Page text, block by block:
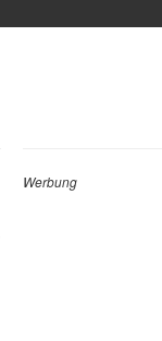
Werbung